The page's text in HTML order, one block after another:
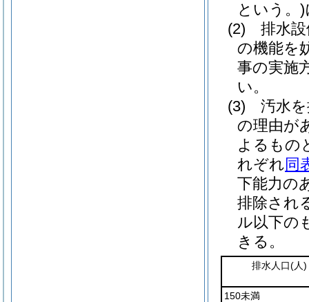
という。)
(2)
排水
の機能を
事の実施
い。
(3)
汚水
の理由が
よるもの
れぞれ同
下能力の
排除され
ル以下の
きる。
排水人口(人)
150未満